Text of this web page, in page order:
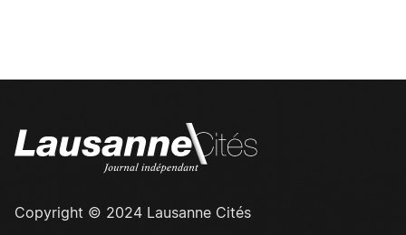
Copyright © 2024 Lausanne Cités